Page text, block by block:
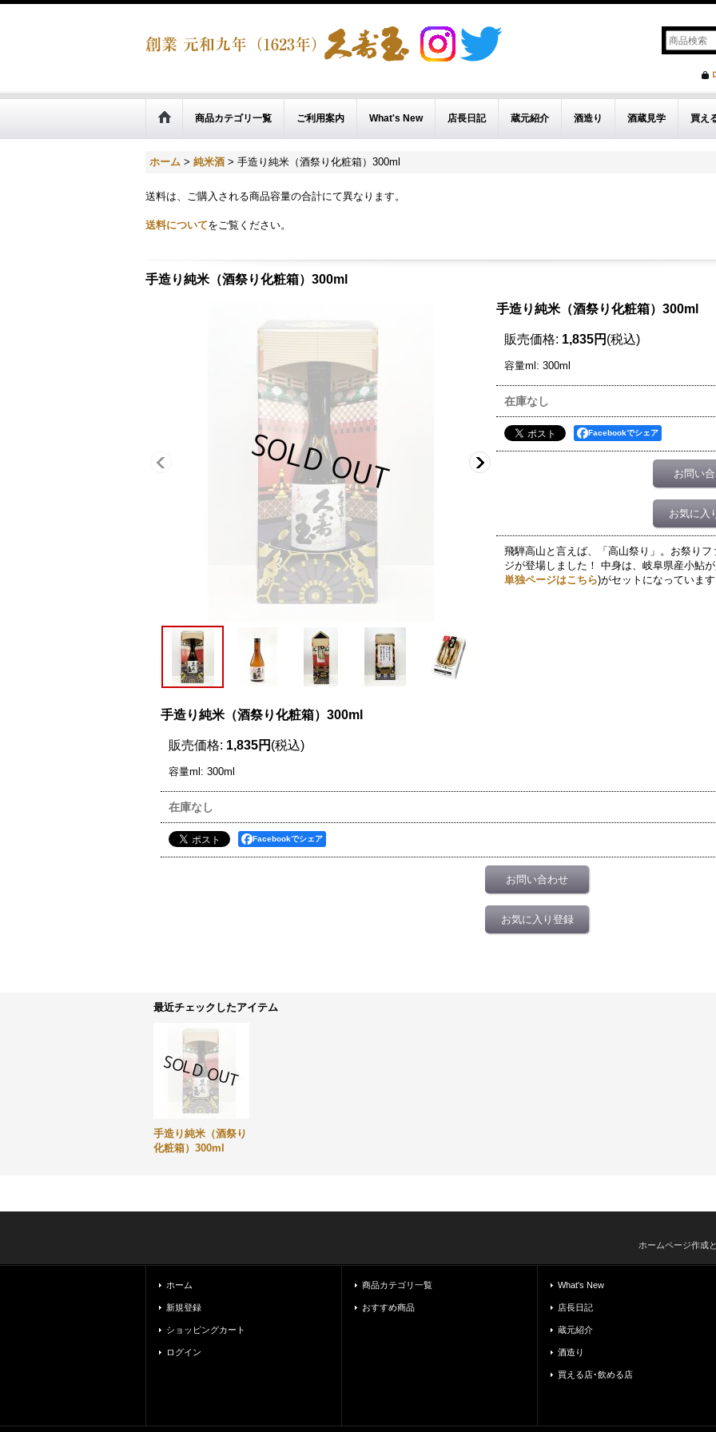
商品カテゴリ一覧 ご利用案内 What's New 店長日記 蔵元紹介 酒造り 酒蔵見学 買え
ホーム > 純米酒 > 手造り純米（酒祭り化粧箱）300ml
送料は、ご購入される商品容量の合計にて異なります。
送料についてをご覧ください。
手造り純米（酒祭り化粧箱）300ml
手造り純米（酒祭り化粧箱）300ml
販売価格: 1,835円 (税込)
容量ml : 300ml
在庫なし
Facebookでシェア
お問い
お気に入
飛騨高山と言えば、「高山祭り」。お祭り
ジが登場しました！ 中身は、岐阜県産小鮎
単独ページはこちら)がセットになっていま
手造り純米（酒祭り化粧箱）300ml
販売価格: 1,835円 (税込)
容量ml : 300ml
在庫なし
Facebookでシェア
お問い合わせ
お気に入り登録
最近チェックしたアイテム
手造り純米（酒祭り
化粧箱）300ml
ホームページ作成
ホーム
新規登録
ショッピングカート
ログイン
商品カテゴリ一覧
おすすめ商品
What's New
店長日記
蔵元紹介
酒造り
買える店･飲める店